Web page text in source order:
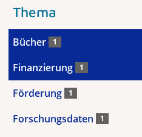
Thema
Bücher 1
Finanzierung 1
Förderung 1
Forschungsdaten 1